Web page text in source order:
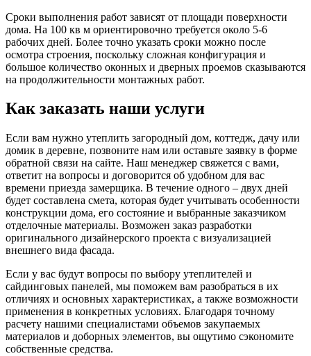
Сроки выполнения работ зависят от площади поверхности
дома. На 100 кв м ориентировочно требуется около 5-6
рабочих дней. Более точно указать сроки можно после
осмотра строения, поскольку сложная конфигурация и
большое количество оконных и дверных проемов сказываются
на продолжительности монтажных работ.
Как заказать наши услуги
Если вам нужно утеплить загородный дом, коттедж, дачу или
домик в деревне, позвоните нам или оставьте заявку в форме
обратной связи на сайте. Наш менеджер свяжется с вами,
ответит на вопросы и договорится об удобном для вас
времени приезда замерщика. В течение одного – двух дней
будет составлена смета, которая будет учитывать особенности
конструкции дома, его состояние и выбранные заказчиком
отделочные материалы. Возможен заказ разработки
оригинального дизайнерского проекта с визуализацией
внешнего вида фасада.
Если у вас будут вопросы по выбору утеплителей и
сайдинговых панелей, мы поможем вам разобраться в их
отличиях и основных характеристиках, а также возможности
применения в конкретных условиях. Благодаря точному
расчету нашими специалистами объемов закупаемых
материалов и доборных элементов, вы ощутимо сэкономите
собственные средства.